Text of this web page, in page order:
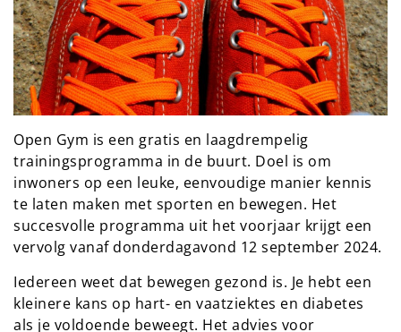
Open Gym is een gratis en laagdrempelig
trainingsprogramma in de buurt. Doel is om
inwoners op een leuke, eenvoudige manier kennis
te laten maken met sporten en bewegen. Het
succesvolle programma uit het voorjaar krijgt een
vervolg vanaf donderdagavond 12 september 2024.
Iedereen weet dat bewegen gezond is. Je hebt een
kleinere kans op hart- en vaatziektes en diabetes
als je voldoende beweegt. Het advies voor